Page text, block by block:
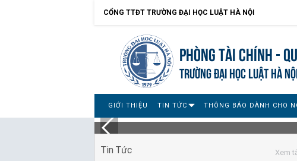
CỔNG TTĐT TRƯỜNG ĐẠI HỌC LUẬT HÀ NỘI
Phòng Tài chính -
TRƯỜNG ĐẠI HỌC LUẬT HÀ
GIỚI THIỆU TIN TỨC THÔNG BÁO DÀNH CHO
Tin Tức Xem